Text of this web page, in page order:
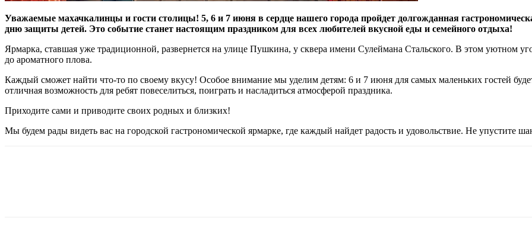
Уважаемые махачкалинцы и гости столицы! 5, 6 и 7 июня в сердце нашего города пройдет долгожданная
дню защиты детей. Это событие станет настоящим праздником для всех любителей вкусной еды и семейного отдыха!
Ярмарка, ставшая уже традиционной, развернется на улице Пушкина, у сквера имени Сулеймана Стальского. В этом уютном
до ароматного плова.
Каждый сможет найти что-то по своему вкусу! Особое внимание мы уделим детям: 6 и 7 июня для самых маленьких гостей
отличная возможность для ребят повеселиться, поиграть и насладиться атмосферой праздника.
Приходите сами и приводите своих родных и близких!
Мы будем рады видеть вас на городской гастрономической ярмарке, где каждый найдет радость и удовольствие. Не упустите